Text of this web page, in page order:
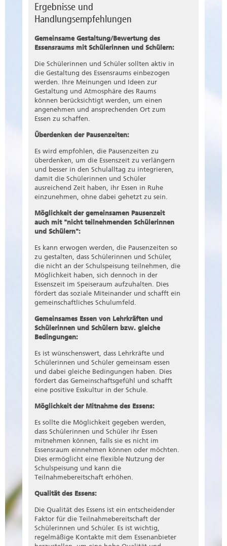
Ergebnisse und
Handlungsempfehlungen
Gemeinsame Gestaltung/Bewertung des
Essensraums mit Schülerinnen und Schülern:
Die Schülerinnen und Schüler sollten aktiv in
die Gestaltung des Essensraums einbezogen
werden. Ihre Meinungen und Ideen zur
Gestaltung und Atmosphäre des Raums
können berücksichtigt werden, um einen
angenehmen und ansprechenden Ort zum
Essen zu schaffen.
Überdenken der Pausenzeiten:
Es wird empfohlen, die Pausenzeiten zu
überdenken, um die Essenszeit zu verlängern
und besser in den Schulalltag zu integrieren,
damit die Schülerinnen und Schüler
ausreichend Zeit haben, ihr Essen in Ruhe
einzunehmen, ohne dabei gehetzt zu sein.
Möglichkeit der gemeinsamen Pausenzeit
auch mit "nicht teilnehmenden Schülerinnen
und Schülern":
Es kann erwogen werden, die Pausenzeiten so
zu gestalten, dass Schülerinnen und Schüler,
die nicht an der Schulspeisung teilnehmen, die
Möglichkeit haben, sich dennoch in der
Essenszeit im Speiseraum aufzuhalten. Dies
fördert das soziale Miteinander und schafft ein
gemeinschaftliches Schulumfeld.
Gemeinsames Essen von Lehrkräften und
Schülerinnen und Schülern bzw. gleiche
Bedingungen:
Es ist wünschenswert, dass Lehrkräfte und
Schülerinnen und Schüler gemeinsam essen
und dabei gleiche Bedingungen haben. Dies
fördert das Gemeinschaftsgefühl und schafft
eine positive Esskultur in der Schule.
Möglichkeit der Mitnahme des Essens:
Es sollte die Möglichkeit gegeben werden,
dass Schülerinnen und Schüler ihr Essen
mitnehmen können, falls sie es nicht im
Essensraum einnehmen können oder möchten.
Dies ermöglicht eine flexible Nutzung der
Schulspeisung und kann die
Teilnahmebereitschaft erhöhen.
Qualität des Essens:
Die Qualität des Essens ist ein entscheidender
Faktor für die Teilnahmebereitschaft der
Schülerinnen und Schüler. Es ist wichtig,
regelmäßige Kontakte mit dem Essenanbieter